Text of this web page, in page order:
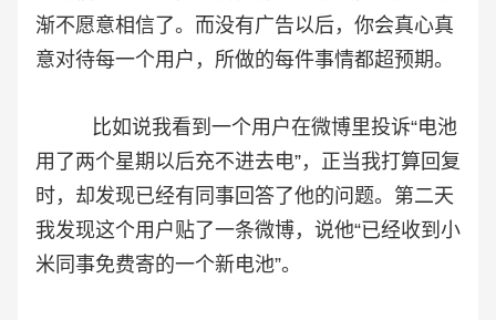
渐不愿意相信了。而没有广告以后，你会真心真
意对待每一个用户，所做的每件事情都超预期。
比如说我看到一个用户在微博里投诉“电池
用了两个星期以后充不进去电”，正当我打算回复
时，却发现已经有同事回答了他的问题。第二天
我发现这个用户贴了一条微博，说他“已经收到小
米同事免费寄的一个新电池”。